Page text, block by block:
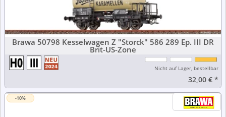
Brawa 50798 Kesselwagen Z "Storck" 586 289 Ep. III DR
Brit-US-Zone
Nicht auf Lager, bestellbar
32,00 €*
-10%